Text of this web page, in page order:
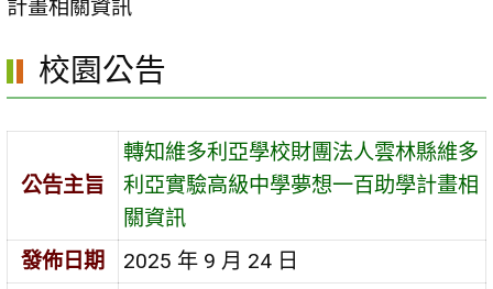
容計畫相關資訊
校園公告
公告主旨
轉知維多利亞學校財團法人雲林縣維多
利亞實驗高級中學夢想一百助學計畫相
關資訊
發佈日期
2025 年 9 月 24 日